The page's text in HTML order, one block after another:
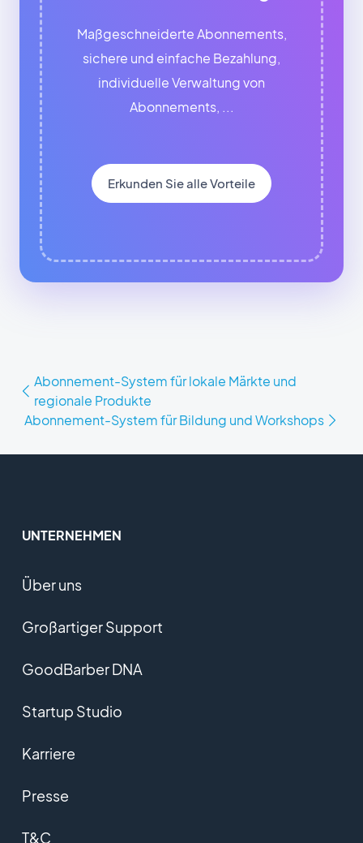
Maßgeschneiderte Abonnements,
sichere und einfache Bezahlung,
individuelle Verwaltung von
Abonnements, ...
Erkunden Sie alle Vorteile
Abonnement-System für lokale Märkte und
regionale Produkte
Abonnement-System für Bildung und Workshops
UNTERNEHMEN
Über uns
Großartiger Support
GoodBarber DNA
Startup Studio
Karriere
Presse
T&C